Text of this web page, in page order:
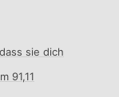
sie dich
91,11